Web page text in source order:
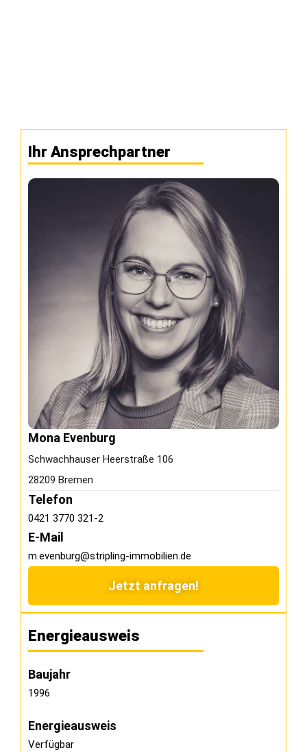
Ihr Ansprechpartner
Mona Evenburg
Schwachhauser Heerstraße 106
28209 Bremen
Telefon
0421 3770 321-2
E-Mail
m.evenburg@stripling-immobilien.de
Jetzt anfragen!
Energieausweis
Baujahr
1996
Energieausweis
Verfügbar